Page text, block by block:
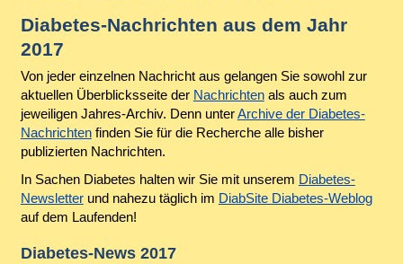
Diabetes-Nachrichten aus dem Jahr
2017
Von jeder einzelnen Nachricht aus gelangen Sie sowohl zur
aktuellen Überblicksseite der Nachrichtenals auch zum
jeweiligen Jahres-Archiv. Denn unterArchive der Diabetes-
Nachrichtenfinden Sie für die Recherche alle bisher
publizierten Nachrichten.
In Sachen Diabetes halten wir Sie mit unserem Diabetes-
Newsletterund nahezu täglich im DiabSite Diabetes-Weblog
auf dem Laufenden!
Diabetes-News 2017